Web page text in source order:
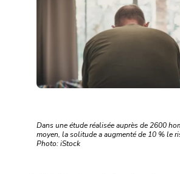
Dans une étude réalisée auprès de 2600
moyen, la solitude a augmenté de 10 % le
Photo: iStock